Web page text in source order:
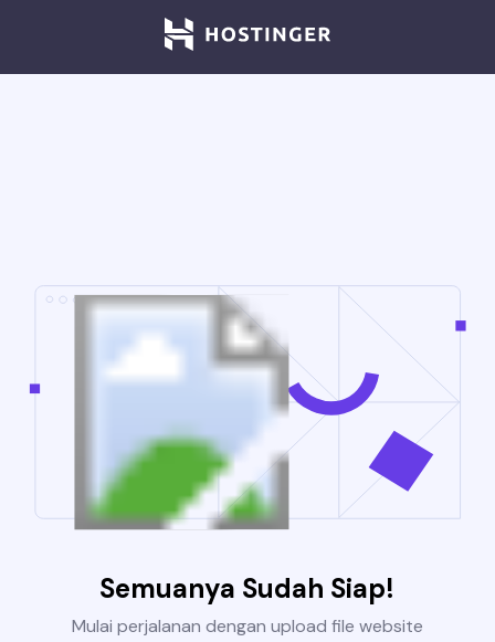
Semuanya Sudah Siap!
Mulai perjalanan dengan upload file website